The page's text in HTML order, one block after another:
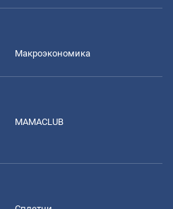
Mакроэкономика
MAMACLUB